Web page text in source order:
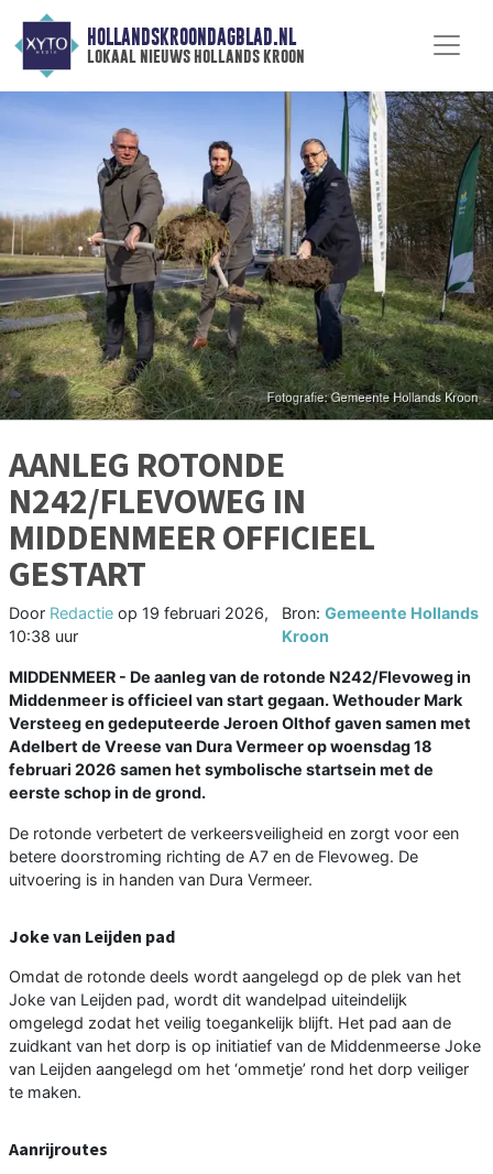
HOLLANDSKROONDAGBLAD.NL
lokaal nieuws hollands kroon
AANLEG ROTONDE
N242/FLEVOWEG IN
MIDDENMEER OFFICIEEL
GESTART
Door Redactie op 19 februari 2026,
10:38 uur
Bron: Gemeente Hollands
Kroon
MIDDENMEER - De aanleg van de rotonde N242/Flevoweg in
Middenmeer is officieel van start gegaan. Wethouder Mark
Versteeg en gedeputeerde Jeroen Olthof gaven samen met
Adelbert de Vreese van Dura Vermeer op woensdag 18
februari 2026 samen het symbolische startsein met de
eerste schop in de grond.
De rotonde verbetert de verkeersveiligheid en zorgt voor een
betere doorstroming richting de A7 en de Flevoweg. De
uitvoering is in handen van Dura Vermeer.
Joke van Leijden pad
Omdat de rotonde deels wordt aangelegd op de plek van het
Joke van Leijden pad, wordt dit wandelpad uiteindelijk
omgelegd zodat het veilig toegankelijk blijft. Het pad aan de
zuidkant van het dorp is op initiatief van de Middenmeerse Joke
van Leijden aangelegd om het ‘ommetje’ rond het dorp veiliger
te maken.
Aanrijroutes